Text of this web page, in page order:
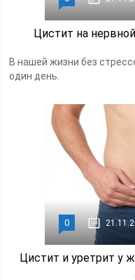
Цистит на
В нашей жизни без
один день.
0
Цистит и уретрит у